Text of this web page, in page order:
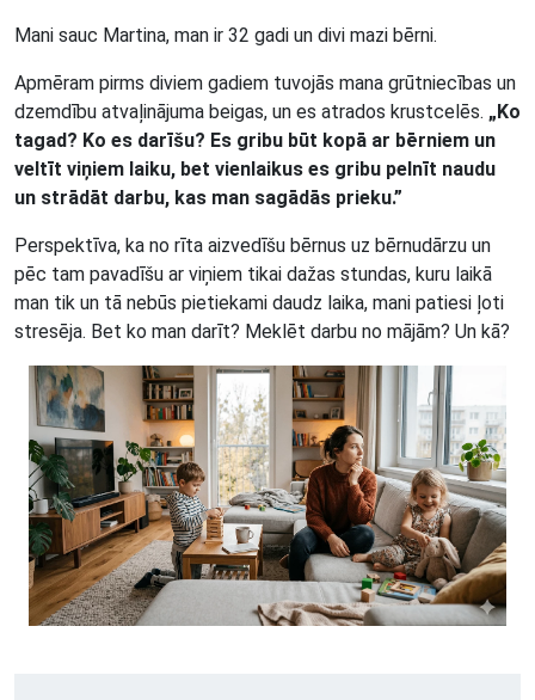
Mani sauc Martina, man ir 32 gadi un divi mazi bērni.
Apmēram pirms diviem gadiem tuvojās mana grūtniecības un
dzemdību atvaļinājuma beigas, un es atrados krustcelēs. „Ko
tagad? Ko es darīšu? Es gribu būt kopā ar bērniem un
veltīt viņiem laiku, bet vienlaikus es gribu pelnīt naudu
un strādāt darbu, kas man sagādās prieku.”
Perspektīva, ka no rīta aizvedīšu bērnus uz bērnudārzu un
pēc tam pavadīšu ar viņiem tikai dažas stundas, kuru laikā
man tik un tā nebūs pietiekami daudz laika, mani patiesi ļoti
stresēja. Bet ko man darīt? Meklēt darbu no mājām? Un kā?